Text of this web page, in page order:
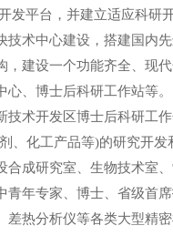
发平台，并建立适应科
术中心建设，搭建国内
建设一个功能齐全、现
、博士后科研工作站等。
术开发区博士后科研工
、化工产品等)的研究开
成研究室、生物技术室
年专家、博士、省级首
热分析仪等各类大型精